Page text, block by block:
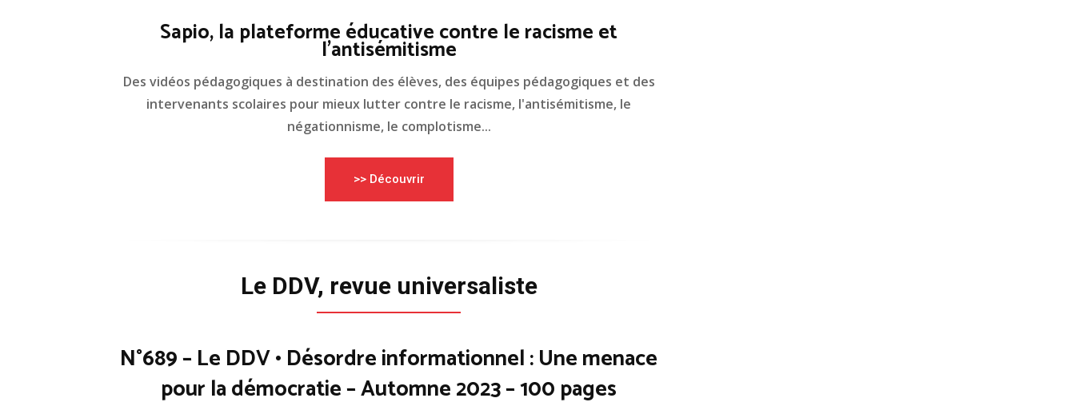
Sapio, la plateforme éducative contre le racisme et
l'antisémitisme
Des vidéos pédagogiques à destination des élèves, des équipes pédagogiques et des
intervenants scolaires pour mieux lutter contre le racisme, l'antisémitisme, le
négationnisme, le complotisme...
>> Découvrir
Le DDV, revue universaliste
N°689 – Le DDV • Désordre informationnel : Une menace
pour la démocratie – Automne 2023 – 100 pages